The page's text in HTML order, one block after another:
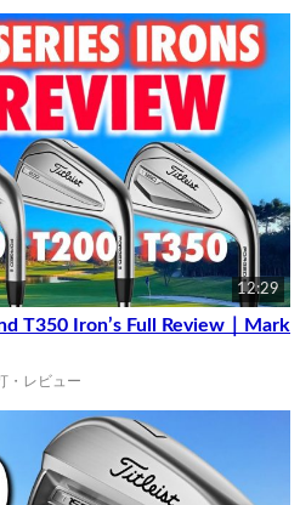
12:29
T350 Iron’s Full Review｜Mark
・レビュー